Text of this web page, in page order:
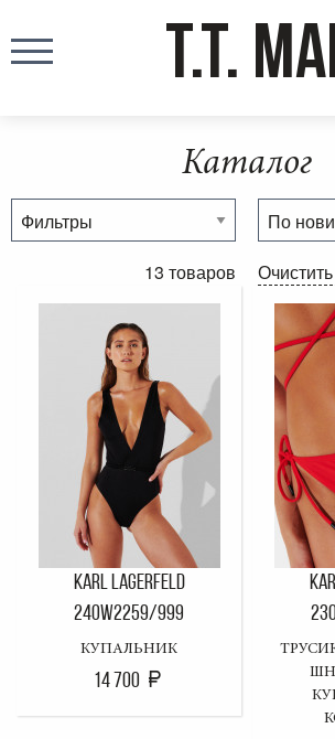
T.T.
Каталог
13 товаров
KARL LAGERFELD
240W2259/999
КУПАЛЬНИК
14 700